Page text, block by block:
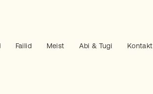
Failid Meist Abi & Tugi Kontakt